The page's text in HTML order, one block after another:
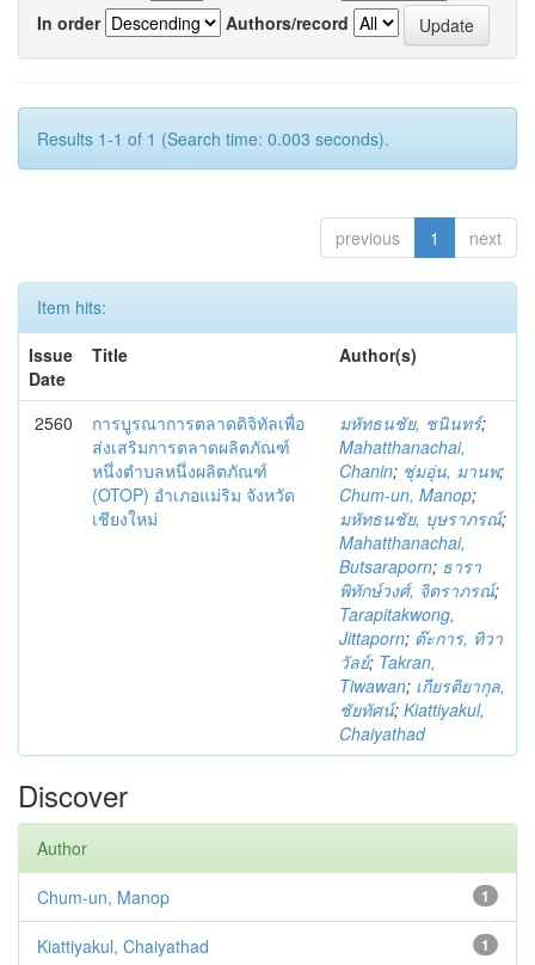
In order
Authors/record
Results 1-1 of 1 (Search time: 0.003 seconds).
previous 1 next
Item hits:
Issue
Date
Title Author(s)
2560
การบูรณาการตลาดดิจิทัลเพื่อ
ส่งเสริมการตลาดผลิตภัณฑ์
หนึ่งตำบลหนึ่งผลิตภัณฑ์
(OTOP) อำเภอแม่ริม จังหวัด
เชียงใหม่
มหัทธนชัย, ชนินทร์;
Mahatthanachai,
Chanin; ชุ่มอุ่น, มานพ;
Chum-un, Manop;
มหัทธนชัย, บุษราภรณ์;
Mahatthanachai,
Butsaraporn; ธารา
พิทักษ์วงศ์, จิตราภรณ์;
Tarapitakwong,
Jittaporn; ต๊ะการ, ทิวา
วัลย์; Takran,
Tiwawan; เกียรติยากุล,
ชัยทัศน์; Kiattiyakul,
Chaiyathad
Discover
Author
1
Chum-un, Manop
1
Kiattiyakul, Chaiyathad